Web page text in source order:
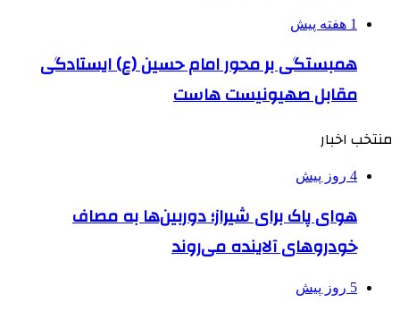
1 هفته پیش
همبستگی بر محور امام حسین (ع) ایستادگی
مقابل صهیونیست هاست
منتخب اخبار
4 روز پیش
هوای پاک برای شیراز؛ دوربین‌ها به مصاف
خودروهای آلاینده می‌روند
5 روز پیش